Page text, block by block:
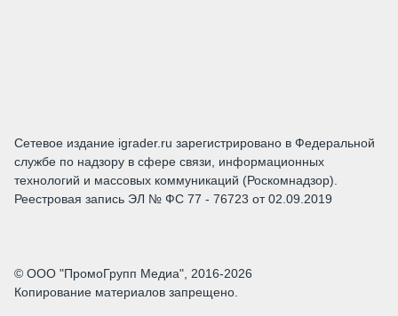
Сетевое издание igrader.ru зарегистрировано в Федеральной
службе по надзору в сфере связи, информационных
технологий и массовых коммуникаций (Роскомнадзор).
Реестровая запись ЭЛ № ФС 77 - 76723 от 02.09.2019
© ООО "ПромоГрупп Медиа", 2016-2026
Копирование материалов запрещено.